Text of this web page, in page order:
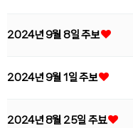
2024년 9월 8일 주보
2024년 9월 1일 주보
2024년 8월 25일 주뵤